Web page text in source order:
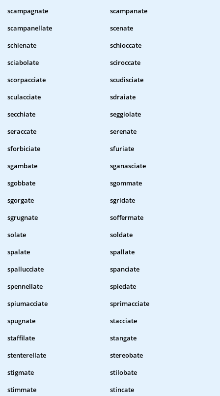
scampagnate
scampanate
scampanellate
scenate
schienate
schioccate
sciabolate
sciroccate
scorpacciate
scudisciate
sculacciate
sdraiate
secchiate
seggiolate
seraccate
serenate
sforbiciate
sfuriate
sgambate
sganasciate
sgobbate
sgommate
sgorgate
sgridate
sgrugnate
soffermate
solate
soldate
spalate
spallate
spallucciate
spanciate
spennellate
spiedate
spiumacciate
sprimacciate
spugnate
stacciate
staffilate
stangate
stenterellate
stereobate
stigmate
stilobate
stimmate
stincate